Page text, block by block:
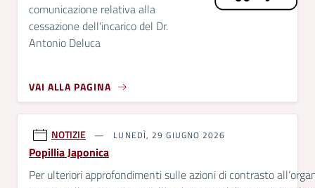
comunicazione relativa alla
cessazione dell'incarico del Dr.
Antonio Deluca
VAI ALLA PAGINA
NOTIZIE LUNEDÌ, 29 GIUGNO 2026
Popillia Japonica
Per ulteriori approfondimenti sulle azioni di contrasto